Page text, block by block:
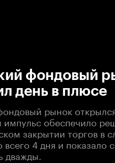
фондовый
день в плюсе
рынок
обеспечило
закрытии торгов в
всего 4 дня и
дважды.